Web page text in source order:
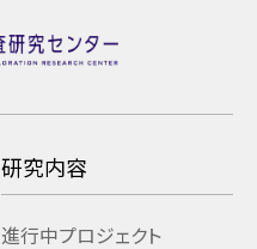
研究内容
進行中プロジェクト